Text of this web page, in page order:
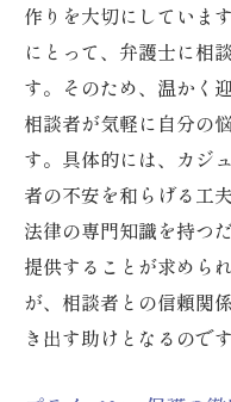
作りを大切にしていま
にとって、弁護士に相
す。そのため、温かく
相談者が気軽に自分の
す。具体的には、カジ
者の不安を和らげる工
法律の専門知識を持つ
提供することが求めら
が、相談者との信頼関
き出す助けとなるのです